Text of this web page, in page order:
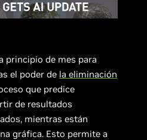
principio de mes para
el poder de la eliminación
que predice
de resultados
mientras están
gráfica. Esto permite a